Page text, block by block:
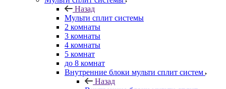
Назад
Мульти сплит системы
2 комнаты
3 комнаты
4 комнаты
5 комнат
до 8 комнат
Внутренние блоки мульти сплит систем
Назад